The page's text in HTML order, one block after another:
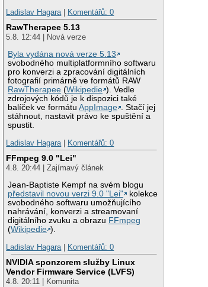
Ladislav Hagara
Komentářů: 0
RawTherapee 5.13
5.8. 12:44 | Nová verze
Byla vydána nová verze 5.13
svobodného multiplatformního softwaru
pro konverzi a zpracování digitálních
fotografií primárně ve formátů RAW
RawTherapee (Wikipedie ). Vedle
zdrojových kódů je k dispozici také
balíček ve formátuAppImage . Stačí jej
stáhnout, nastavit právo ke spuštění a
spustit.
Ladislav Hagara
Komentářů: 0
FFmpeg 9.0 "Lei"
4.8. 20:44 | Zajímavý článek
Jean-Baptiste Kempf na svém blogu
představil novou verzi 9.0 "Lei"
kolekce
svobodného softwaru umožňujícího
nahrávání, konverzi a streamovaní
digitálního zvuku a obrazu FFmpeg
(Wikipedie ).
Ladislav Hagara
Komentářů: 0
NVIDIA sponzorem služby Linux
Vendor Firmware Service (LVFS)
4.8. 20:11 | Komunita